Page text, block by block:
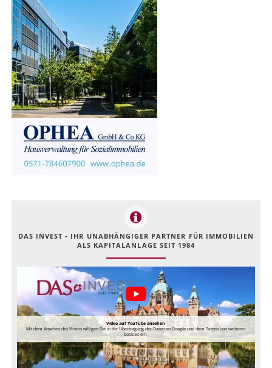
DAS INVEST - IHR UNABHÄNGIGER PARTNER FÜR IMMOBILIEN
ALS KAPITALANLAGE SEIT 1984
Video auf YouTube ansehen
Mit dem Ansehen des Videos willigen Sie in die Übertragung der Daten an Google und dem Setzen von weiteren
Cookies ein.